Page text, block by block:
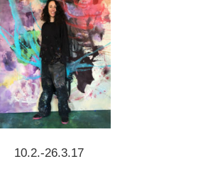
10.2.-26.3.17